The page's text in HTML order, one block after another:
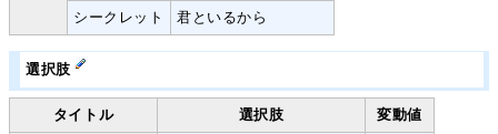
シークレット 君といるから
選択肢
タイトル 選択肢 変動値